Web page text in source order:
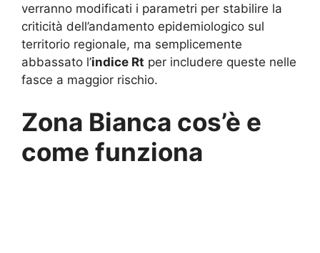
verranno modificati i parametri per stabilire la
criticità dell’andamento epidemiologico sul
territorio regionale, ma semplicemente
abbassato l’indice Rt per includere queste nelle
fasce a maggior rischio.
Zona Bianca cos’è e
come funziona